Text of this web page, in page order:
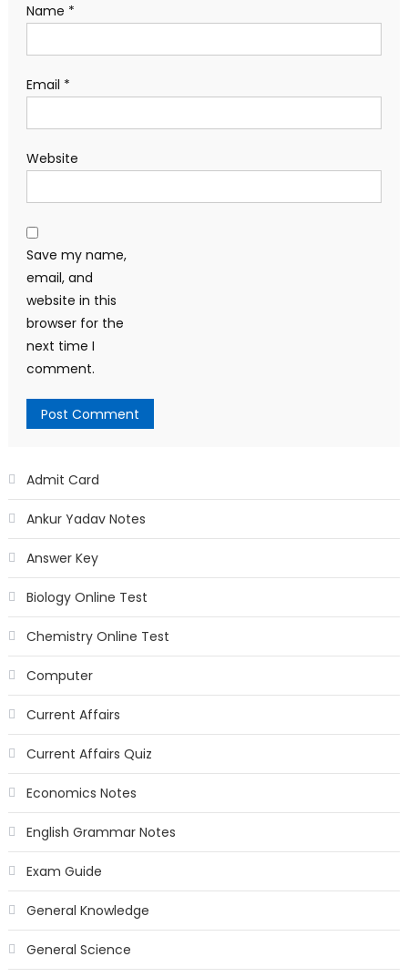
Name *
Email *
Website
Save my name,
email, and
website in this
browser for the
next time I
comment.
Admit Card
Ankur Yadav Notes
Answer Key
Biology Online Test
Chemistry Online Test
Computer
Current Affairs
Current Affairs Quiz
Economics Notes
English Grammar Notes
Exam Guide
General Knowledge
General Science